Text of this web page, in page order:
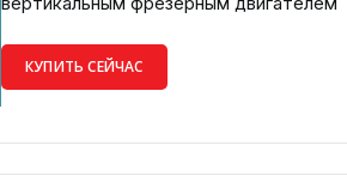
КУПИТЬ СЕЙЧАС